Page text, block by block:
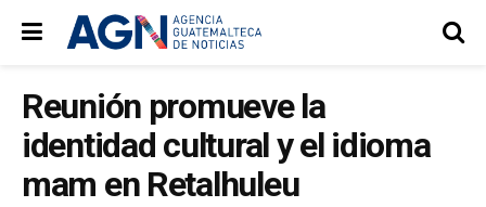
Reunión promueve la
identidad cultural y el idioma
mam en Retalhuleu